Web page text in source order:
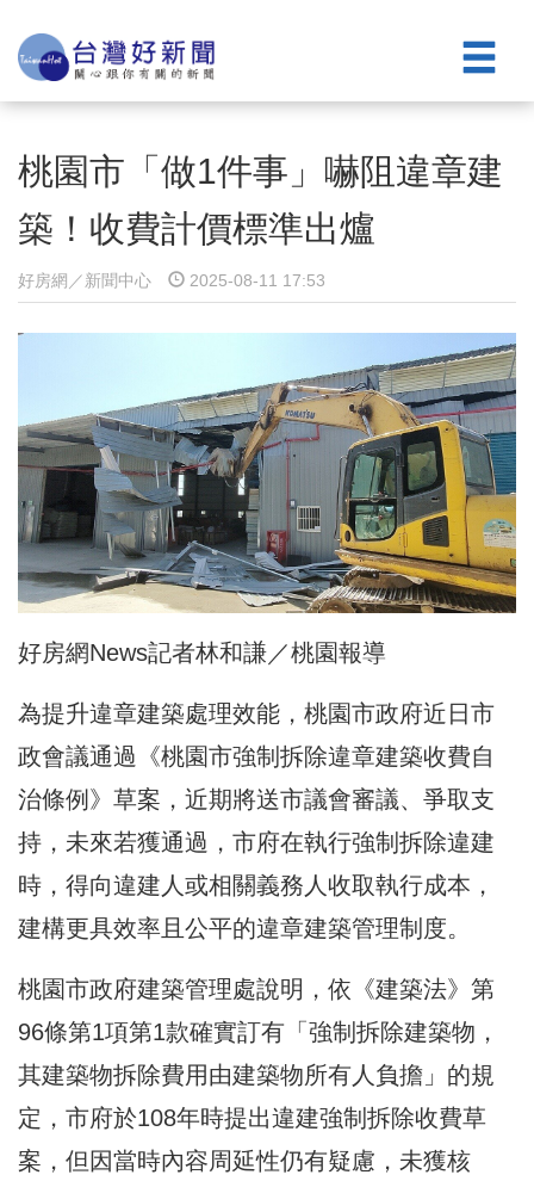
桃園市「做1件事」嚇阻違章建
築！收費計價標準出爐
好房網／新聞中心 2025-08-11 17:53
好房網News記者林和謙／桃園報導
為提升違章建築處理效能，桃園市政府近日市
政會議通過《桃園市強制拆除違章建築收費自
治條例》草案，近期將送市議會審議、爭取支
持，未來若獲通過，市府在執行強制拆除違建
時，得向違建人或相關義務人收取執行成本，
建構更具效率且公平的違章建築管理制度。
桃園市政府建築管理處說明，依《建築法》第
96條第1項第1款確實訂有「強制拆除建築物，
其建築物拆除費用由建築物所有人負擔」的規
定，市府於108年時提出違建強制拆除收費草
案，但因當時內容周延性仍有疑慮，未獲核